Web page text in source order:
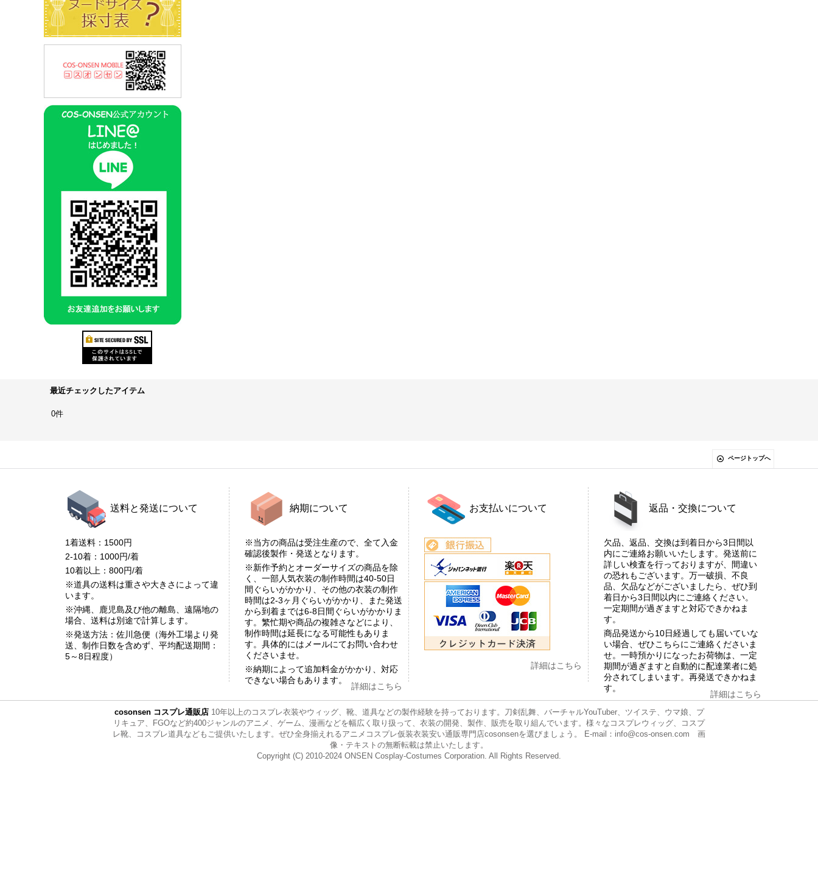
最近チェックしたアイテム
0件
ページトップへ
送料と発送について
1着送料：1500円
2-10着：1000円/着
10着以上：800円/着
※道具の送料は重さや大きさによって違
います。
※沖縄、鹿児島及び他の離島、遠隔地の
場合、送料は別途で計算します。
※発送方法：佐川急便（海外工場より発
送、制作日数を含めず、平均配送期間：
5～8日程度）
納期について
※当方の商品は受注生産ので、全て入金
確認後製作・発送となります。
※新作予約とオーダーサイズの商品を除
く、一部人気衣装の制作時間は40-50日
間ぐらいがかかり、その他の衣装の制作
時間は2-3ヶ月ぐらいがかかり、また発送
から到着までは6-8日間ぐらいがかかりま
す。繁忙期や商品の複雑さなどにより、
制作時間は延長になる可能性もありま
す。具体的にはメールにてお問い合わせ
くださいませ。
※納期によって追加料金がかかり、対応
できない場合もあります。
詳細はこちら
お支払いについて
詳細はこちら
返品・交換について
欠品、返品、交換は到着日から3日間以
内にご連絡お願いいたします。発送前に
詳しい検査を行っておりますが、間違い
の恐れもございます。万一破損、不良
品、欠品などがございましたら、ぜひ到
着日から3日間以内にご連絡ください。
一定期間が過ぎますと対応できかねま
す。
商品発送から10日経過しても届いていな
い場合、ぜひこちらにご連絡くださいま
せ。一時預かりになったお荷物は、一定
期間が過ぎますと自動的に配達業者に処
分されてしまいます。再発送できかねま
す。
詳細はこちら
cosonsen コスプレ通販店10年以上のコスプレ衣装やウィッグ、靴、道具などの製作経験を持っております。刀剣乱舞、バーチャルYouTuber、ツイステ、ウマ娘、プ
リキュア、FGOなど約400ジャンルのアニメ、ゲーム、漫画などを幅広く取り扱って、衣装の開発、製作、販売を取り組んでいます。様々なコスプレウィッグ、コスプ
レ靴、コスプレ道具などもご提供いたします。ぜひ全身揃えれるアニメコスプレ仮装衣装安い通販専門店cosonsenを選びましょう。 E-mail：info@cos-onsen.com 画
像・テキストの無断転載は禁止いたします。
Copyright (C) 2010-2024 ONSEN Cosplay-Costumes Corporation. All Rights Reserved.